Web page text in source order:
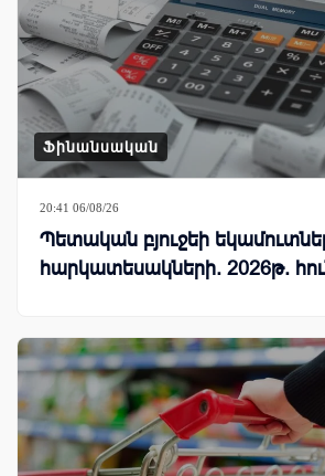
Ֆինանսական
20:41 06/08/26
Պետական բյուջեի
հարկատեսակների. 2026թ.